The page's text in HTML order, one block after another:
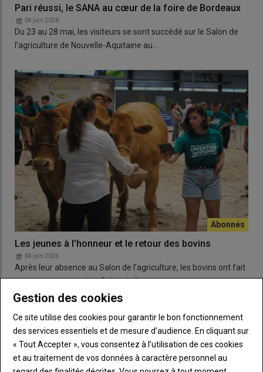
Pari réussi, le SANA au cœur de la foire de Bordeaux
04 juin 2026
Du 23 au 28 mai, les visiteurs se sont succédé sur le Salon de
l’agriculture de Nouvelle-Aquitaine au…
Les jeunes à l’honneur et le retour des bovins
04 juin 2026
Après leur absence au Salon de l’agriculture, les bovins ont fait
un retour remarqué au Salon de l’…
Gestion des cookies
Ce site utilise des cookies pour garantir le bon fonctionnement
des services essentiels et de mesure d’audience. En cliquant sur
« Tout Accepter », vous consentez à l’utilisation de ces cookies
et au traitement de vos données à caractère personnel au